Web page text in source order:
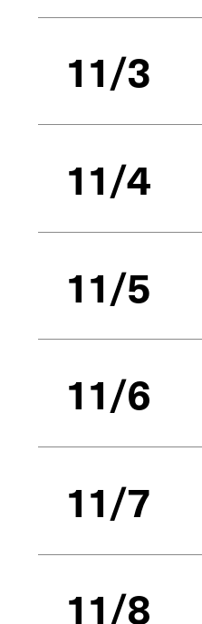
11/3
11/4
11/5
11/6
11/7
11/8